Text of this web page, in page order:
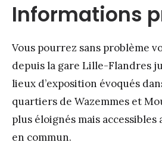
Informations
Vous pourrez sans problème
depuis la gare Lille-Flandres
lieux d’exposition évoqués
quartiers de Wazemmes et
plus éloignés mais
en commun.